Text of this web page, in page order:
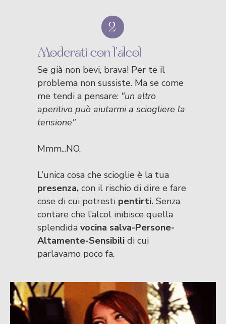
Moderati con l’alcol
Se già non bevi, brava! Per te il
problema non sussiste. Ma se come
me tendi a pensare: "un altro
aperitivo può aiutarmi a sciogliere la
tensione"
Mmm...NO.
L’unica cosa che scioglie è la tua
presenza, con il rischio di dire e fare
cose di cui potresti pentirti. Senza
contare che l’alcol inibisce quella
splendida vocina salva-Persone-
Altamente-Sensibili di cui
parlavamo poco fa.
2